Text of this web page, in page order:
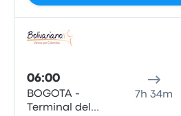
06:00
BOGOTA -
Terminal del
7h 34m